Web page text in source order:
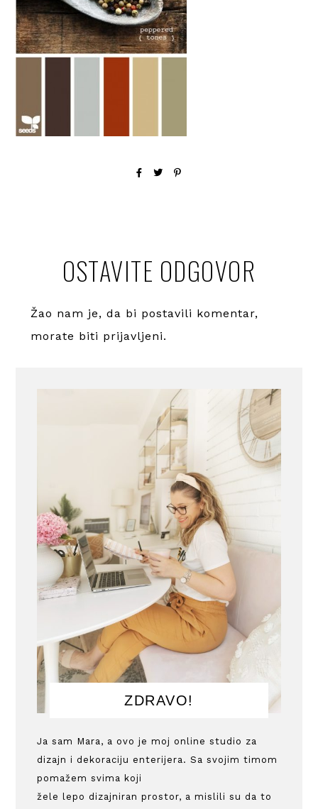
OSTAVITE ODGOVOR
Žao nam je, da bi postavili komentar,
morate biti prijavljeni.
ZDRAVO!
Ja sam Mara, a ovo je moj online studio za
dizajn i dekoraciju enterijera. Sa svojim timom
pomažem svima koji
žele lepo dizajniran prostor, a mislili su da to